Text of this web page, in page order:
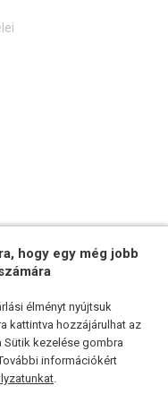
hogy egy még jobb
élményt nyújtsuk
kattintva hozzájárulhat az
kezelése gombra
információkért
.